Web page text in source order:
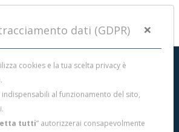
dati (GDPR) ×
cookies e la tua scelta privacy è
al funzionamento del sito,
tutti” autorizzerai consapevolmente